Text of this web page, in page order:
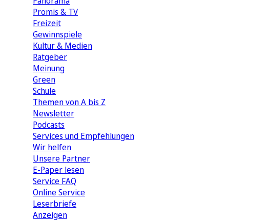
Promis & TV
Freizeit
Gewinnspiele
Kultur & Medien
Ratgeber
Meinung
Green
Schule
Themen von A bis Z
Newsletter
Podcasts
Services und Empfehlungen
Wir helfen
Unsere Partner
E-Paper lesen
Service FAQ
Online Service
Leserbriefe
Anzeigen